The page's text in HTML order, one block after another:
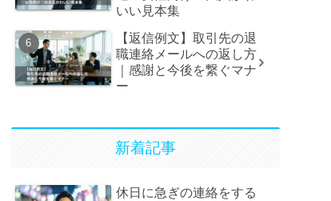
いい見本集
【返信例文】取引先の退
職連絡メールへの返し方
｜感謝と今後を繋ぐマナ
ー
新着記事
休日に急ぎの連絡をする